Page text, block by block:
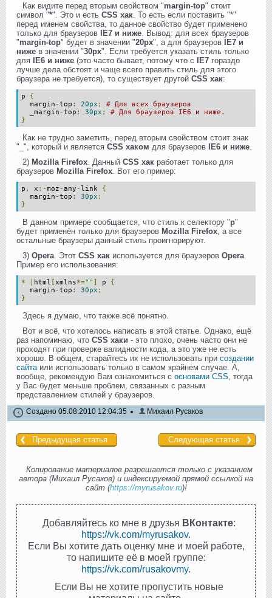
Как видите перед вторым свойством "margin-top" стоит
символ "*". Это и есть CSS хак . То есть если поставить "*"
перед именем свойства, то данное свойство будет применено
только для браузеров IE7 и ниже . Вывод: для всех браузеров
"margin-top" будет в значении "20px", а для браузеров IE7 и
ниже в значении "30px". Если требуется указать стиль только
для IE6 и ниже (это часто бывает, потому что с IE7 гораздо
лучше дела обстоят и чаще всего править стиль для этого
браузера не требуется), то существует другой CSS хак:
p {
margin -top : 20px ;
# Для всех браузеров
_margin -top : 30px ;
# Для браузеров IE6 и ниже.
}
Как не трудно заметить, перед вторым свойством стоит знак
"_", который и является CSS хаком для браузеров IE6 и ниже
2) Mozilla Firefox . Данный CSS хак работает только для
браузеров Mozilla Firefox . Вот его пример:
p , x :-moz -any -link {
margin -top : 30px ;
}
В данном примере сообщается, что стиль к селектору "p"
будет применён только для браузеров Mozilla Firefox , а все
остальные браузеры данный стиль проигнорируют.
3) Opera . Этот CSS хак используется для браузеров Opera
Пример его использования:
* html [xmlns*="" ] p {
margin -top : 30px ;
}
Здесь я думаю, что также всё понятно.
Вот и всё, что хотелось написать в этой статье. Однако, ещё
раз напоминаю, что CSS хаки - это плохо, очень часто они не
проходят при проверке валидности кода, а это уже не есть
хорошо. В общем, старайтесь их не использовать при создании
сайта или использовать только в самом крайнем случае. А,
вообще, рекомендую Вам ознакомиться с основами CSS , тогда
у Вас будет меньше проблем, связанных с разным
представлением стилей у браузеров.
Создано 05.08.2010 12:04:35 Михаил Русаков
Предыдущая статья Следующая статья
Копирование материалов разрешается только с указанием
автора (Михаил Русаков) и индексируемой прямой ссылкой на
сайт (https://myrusakov.ru)!
Добавляйтесь ко мне в друзья ВКонтакте:
https://vk.com/myrusakov.
Если Вы хотите дать оценку мне и моей работе,
то напишите её в моей группе:
https://vk.com/rusakovmy.
Если Вы не хотите пропустить новые